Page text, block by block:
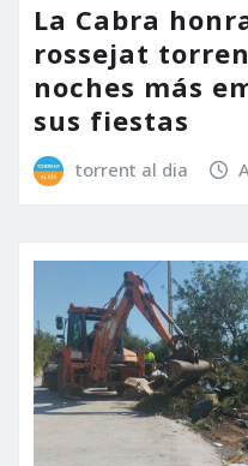
La Cabra
rossejat
noches más
sus fiestas
torrent al dia